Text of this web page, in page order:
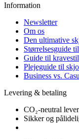
Information
Newsletter
Om os
Den ultimative
Størrelsesguide
Guide til
Plejeguide til
Business vs.
Levering & betaling
CO₂-neutral
Sikker og